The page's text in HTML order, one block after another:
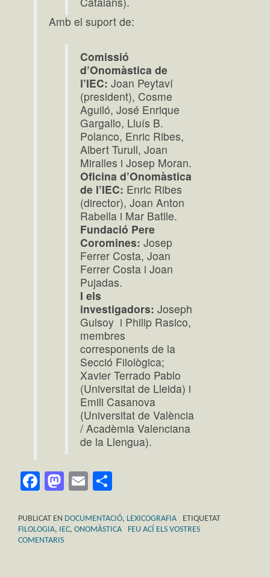
Amb el suport de:
Comissió
d’Onomàstica de
l’IEC: Joan Peytaví
(president), Cosme
Aguiló, José Enrique
Gargallo, Lluís B.
Polanco, Enric Ribes,
Albert Turull, Joan
Miralles i Josep Moran.
Oficina d’Onomàstica
de l’IEC: Enric Ribes
(director), Joan Anton
Rabella i Mar Batlle.
Fundació Pere
Coromines: Josep
Ferrer Costa, Joan
Ferrer Costa i Joan
Pujadas.
I els
investigadors: Joseph
Gulsoy i Philip Rasico,
membres
corresponents de la
Secció Filològica;
Xavier Terrado Pablo
(Universitat de Lleida) i
Emili Casanova
(Universitat de València
/ Acadèmia Valenciana
de la Llengua).
Facebook
Mastodon
Email
PUBLICAT EN DOCUMENTACIÓ, LEXICOGRAFIA
ETIQUETAT
FILOLOGIA, IEC, ONOMÀSTICA
FEU ACÍ ELS VOSTRES
COMENTARIS